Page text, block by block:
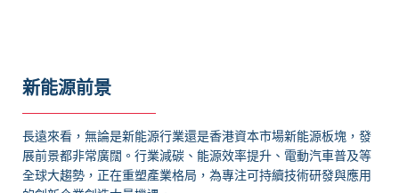
新能源前景
長遠來看，無論是新能源行業還是香港資本市場新能源板塊，發
展前景都非常廣闊。行業減碳、能源效率提升、電動汽車普及等
全球大趨勢，正在重塑產業格局，為專注可持續技術研發與應用